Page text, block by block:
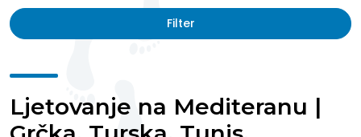
Filter
Ljetovanje na Mediteranu |